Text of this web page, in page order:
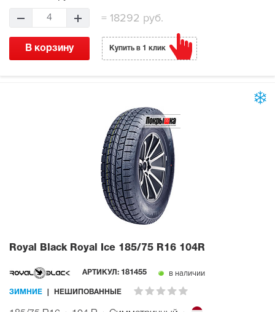
4 = 18292 руб.
В корзину Купить в 1 клик
Royal Black Royal Ice 185/75 R16 104R
АРТИКУЛ: 181455 в наличии
ЗИМНИЕ НЕШИПОВАННЫЕ